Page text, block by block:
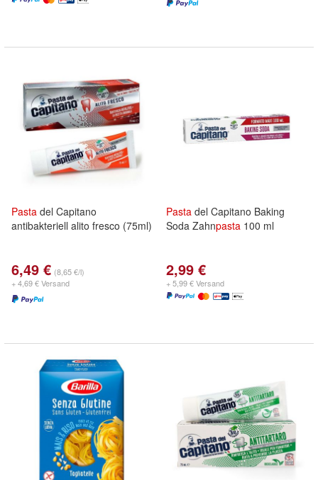
Pasta del Capitano
antibakteriell alito fresco (75ml)
6,49 € (8,65 €/l)
+ 4,69 € Versand
Pasta del Capitano Baking
Soda Zahnpasta 100 ml
2,99 €
+ 5,99 € Versand